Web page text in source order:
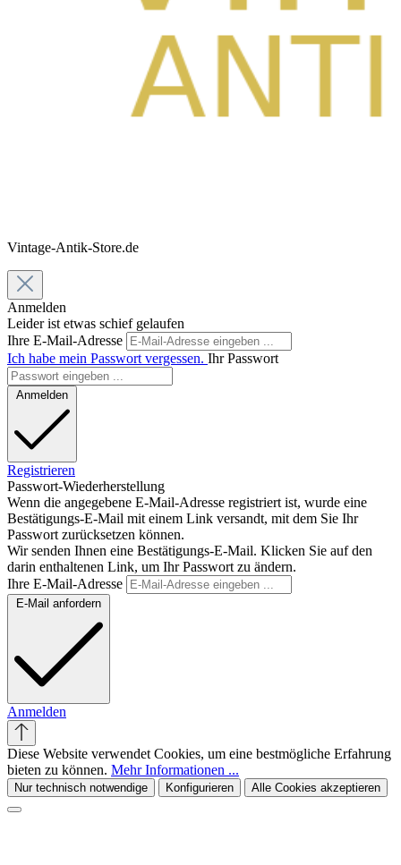
Vintage-Antik-Store.de
Anmelden
Leider ist etwas schief gelaufen
Ihre E-Mail-Adresse
Ich habe mein Passwort vergessen. Ihr Passwort
Anmelden
Registrieren
Passwort-Wiederherstellung
Wenn die angegebene E-Mail-Adresse registriert ist, wurde eine
Bestätigungs-E-Mail mit einem Link versandt, mit dem Sie Ihr
Passwort zurücksetzen können.
Wir senden Ihnen eine Bestätigungs-E-Mail. Klicken Sie auf den
darin enthaltenen Link, um Ihr Passwort zu ändern.
Ihre E-Mail-Adresse
E-Mail anfordern
Anmelden
Diese Website verwendet Cookies, um eine bestmögliche Erfahrung
bieten zu können. Mehr Informationen ...
Nur technisch notwendige Konfigurieren Alle Cookies akzeptieren